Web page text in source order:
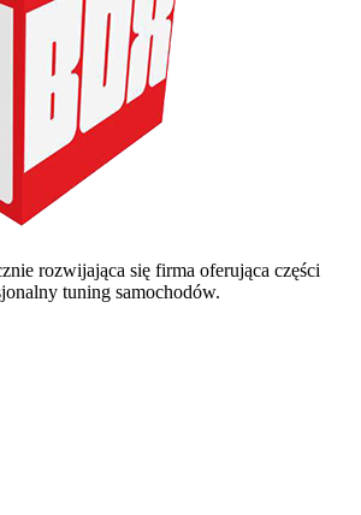
rozwijająca się firma oferująca części
tuning samochodów.